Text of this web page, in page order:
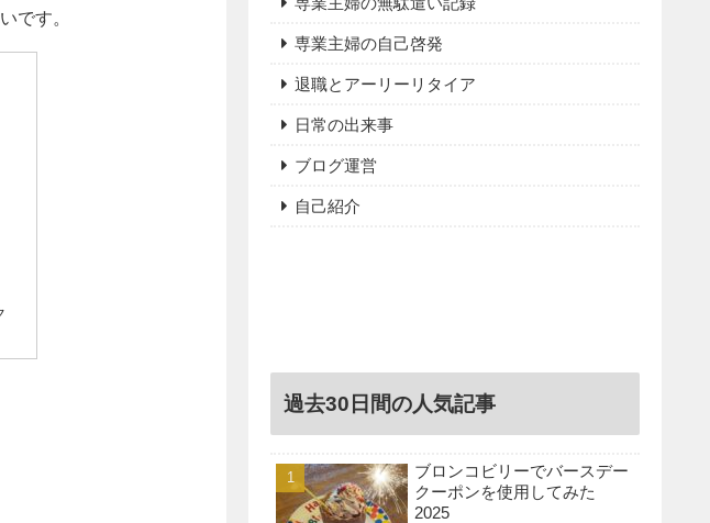
です。
専業主婦の自己啓発
退職とアーリーリタイア
日常の出来事
ブログ運営
自己紹介
過去30日間の人気記事
ブロンコビリーでバースデー
クーポンを使用してみた
2025